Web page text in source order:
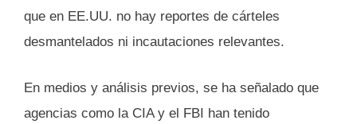
que en EE.UU. no hay reportes de cárteles
desmantelados ni incautaciones relevantes.
En medios y análisis previos, se ha señalado que
agencias como la CIA y el FBI han tenido